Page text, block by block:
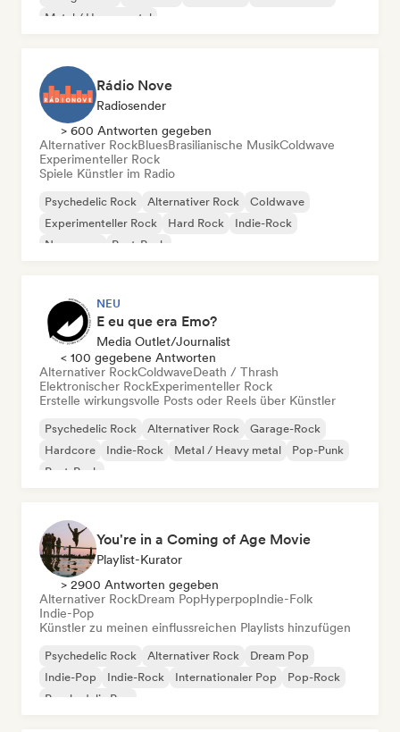
Metal / Heavy metal
Rádio Nove
Radiosender
> 600 Antworten gegeben
Alternativer RockBluesBrasilianische MusikColdwave
Experimenteller Rock
Spiele Künstler im Radio
Psychedelic Rock Alternativer Rock
Coldwave
Experimenteller Rock
Hard Rock
Indie-Rock
New wave
Post-Punk
NEU
E eu que era Emo?
Media Outlet/Journalist
< 100 gegebene Antworten
Alternativer RockColdwaveDeath / Thrash
Elektronischer RockExperimenteller Rock
Erstelle wirkungsvolle Posts oder Reels über Künstler
Psychedelic Rock Alternativer Rock
Garage-Rock
Hardcore
Indie-Rock Metal / Heavy metal
Pop-Punk
Post-Punk
You're in a Coming of Age Movie
Playlist-Kurator
> 2900 Antworten gegeben
Alternativer RockDream PopHyperpopIndie-Folk
Indie-Pop
Künstler zu meinen einflussreichen Playlists hinzufügen
Psychedelic Rock Alternativer Rock
Dream Pop
Indie-Pop
Indie-Rock Internationaler Pop
Pop-Rock
Psychedelic Pop